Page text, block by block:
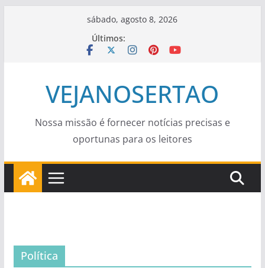
sábado, agosto 8, 2026
Últimos:
VEJANOSERTAO
Nossa missão é fornecer notícias precisas e
oportunas para os leitores
Política